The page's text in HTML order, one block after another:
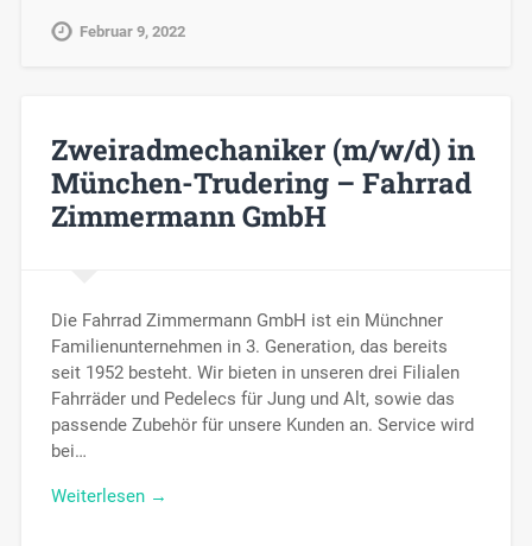
Februar 9, 2022
Zweiradmechaniker (m/w/d) in
München-Trudering – Fahrrad
Zimmermann GmbH
Die Fahrrad Zimmermann GmbH ist ein Münchner
Familienunternehmen in 3. Generation, das bereits
seit 1952 besteht. Wir bieten in unseren drei Filialen
Fahrräder und Pedelecs für Jung und Alt, sowie das
passende Zubehör für unsere Kunden an. Service wird
bei…
Weiterlesen →